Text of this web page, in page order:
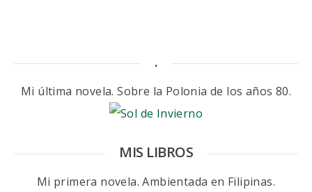
.
Mi última novela. Sobre la Polonia de los años 80.
MIS LIBROS
Mi primera novela. Ambientada en Filipinas.